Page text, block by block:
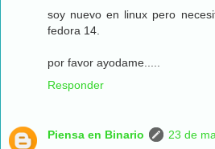
soy nuevo en linux pero
fedora 14.
por favor ayodame.....
Responder
Piensa en Binario
23 de